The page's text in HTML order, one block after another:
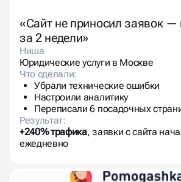
«Сайт не приносил заявок —
за 2 недели»
Ниша
Юридические услуги в Москве
Что сделали:
Убрали технические ошибки
Настроили аналитику
Переписали 6 посадочных
Результат:
+240% трафика, заявки с сайта
ежедневно